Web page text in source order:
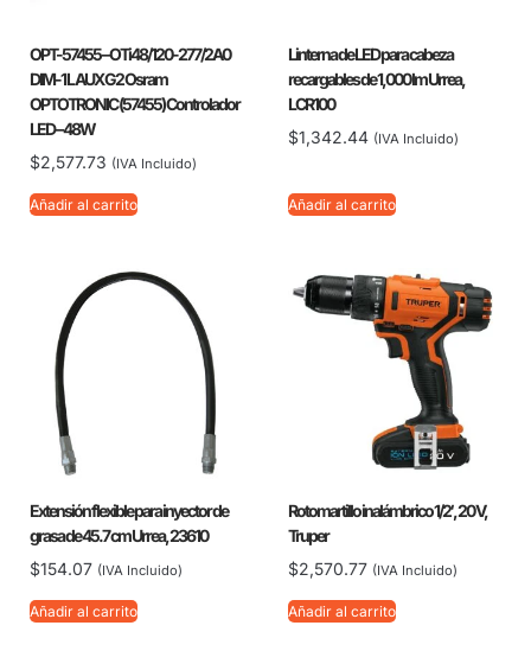
OPT-57455 – OTi48/120-277/2A0
DIM-1 L AUX G2 Osram
OPTOTRONIC (57455) Controlador
LED – 48W
$2,577.73 (IVA Incluido)
Añadir al carrito
Linterna de LED para cabeza
recargables de 1,000 lm Urrea,
LCR100
$1,342.44 (IVA Incluido)
Añadir al carrito
Extensión flexible para inyector de
grasa de 45.7 cm Urrea, 23610
$154.07 (IVA Incluido)
Añadir al carrito
Rotomartillo inalámbrico 1/2′, 20 V,
Truper
$2,570.77 (IVA Incluido)
Añadir al carrito